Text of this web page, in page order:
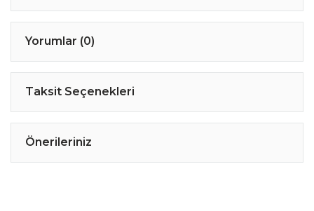
Yorumlar (0)
Taksit Seçenekleri
Önerileriniz